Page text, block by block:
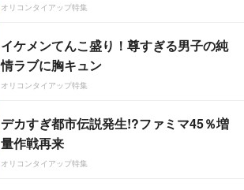
オリコンタイアップ特集
イケメンてんこ盛り！尊すぎる男子の純
情ラブに胸キュン
オリコンタイアップ特集
デカすぎ都市伝説発生!?ファミマ45％増
量作戦再来
オリコンタイアップ特集